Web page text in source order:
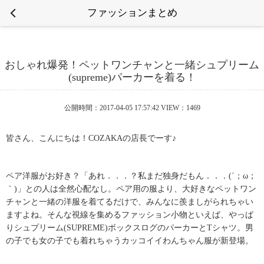
ファッションまとめ
おしゃれ爆発！ペットワンチャンと一緒シュプリーム
(supreme)パーカーを着る！
公開時間：2017-04-05 17:57:42 VIEW：1469
皆さん、こんにちは！COZAKAの店長でーす♪
ペア洋服がお好き？「あれ．．．？私まだ独身だもん．．．(´；ω；
｀)」との人は全然心配なし。ペア用の服より、大好きなペットワン
チャンと一緒の洋服を着てるだけで、みんなに羨ましがられちゃい
ますよね。そんな視線を集めるファッション小物といえば、やっぱ
り シュプリーム(SUPREME)ボックスログのパーカーとTシャツ。男
の子でも女の子でも着れちゃうカッコイイわんちゃん服が新登場。